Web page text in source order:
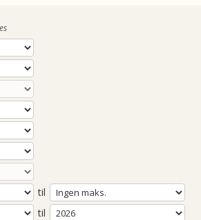
til
til